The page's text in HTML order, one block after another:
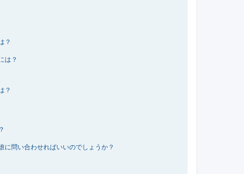
？
は？
？
に問い合わせればいいのでしょうか？